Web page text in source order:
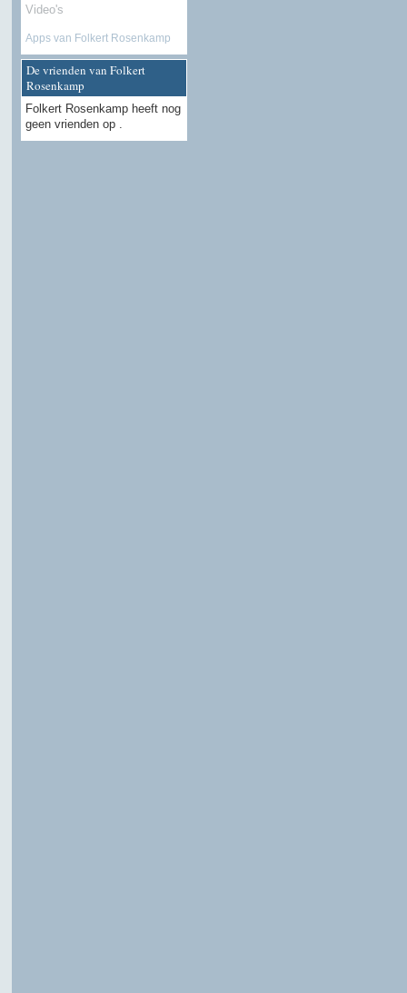
Video's
Apps van Folkert Rosenkamp
De vrienden van Folkert
Rosenkamp
Folkert Rosenkamp heeft nog
geen vrienden op .